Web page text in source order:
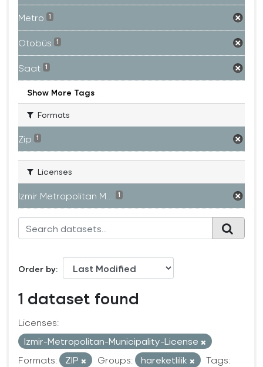
Metro 1
Otobüs 1
Saat 1
Show More Tags
Formats
Zip 1
Licenses
Izmir Metropolitan M... 1
Order by
1 dataset found
Licenses:
Izmir-Metropolitan-Municipality-License
Formats:
ZIP Groups: hareketlilik
Tags: